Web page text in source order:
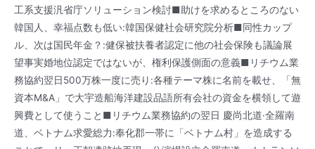
工系支援汎省庁ソリューション検討■助けを求めるところのない
韓国人、幸福点数も低い:韓国保健社会研究院分析■同性カップ
ル、次は国民年金？:健保被扶養者認定に他の社会保険も議論展
望事実婚地位認定ではないが、権利保護側面の意義■リチウム業
務協約翌日500万株一度に売り:各種テーマ株に名前を載せ、「無
資本M&A」で大宇造船海洋建設品語所有会社の資金を横領して遊
興費として使うこと■リチウム業務協約の翌日 慶尚北道·全羅南
道、ベトナム求愛総力:奉化郡一帯に「ベトナム村」を造成する